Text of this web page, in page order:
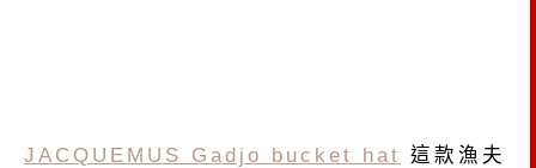
JACQUEMUS Gadjo bucket hat
這款漁夫